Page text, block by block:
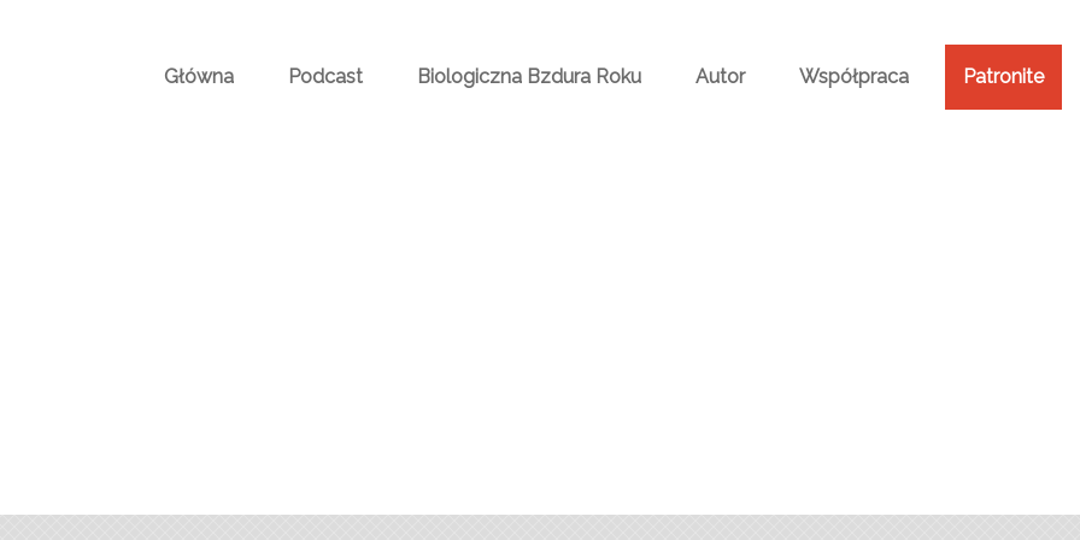
Główna Podcast Biologiczna Bzdura Roku Autor Współpraca Patronite